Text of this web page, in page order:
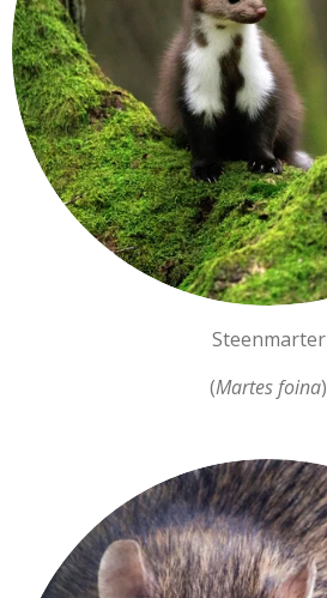
Steenmarter
(Martes foina)